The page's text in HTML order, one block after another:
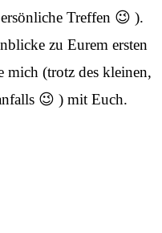
Treffen 😉 ).
zu Eurem ersten
mich (trotz des kleinen,
😉 ) mit Euch.